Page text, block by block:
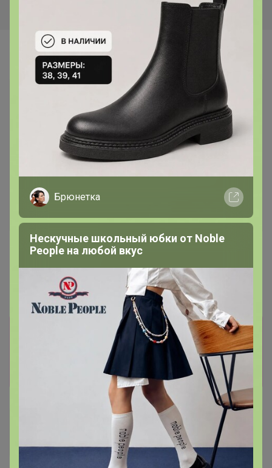
Самые желанные
Попкорн с карамелью
1 480р
1000г, Зерно
475р
орешками 250г, Зерно
Информация о заказах доступна
лишь членам клуба
Великий магистр
Брюнетка
Нескучные школьный юбки от Nоblе
Реoplе на любой вкус